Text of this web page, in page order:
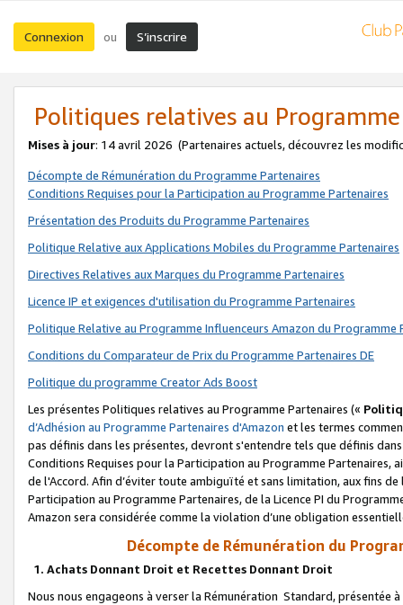
Connexion ou S’inscrire
Politiques relatives au
Mises à jour: 14 avril 2026 (Partenaires actuels, découvrez les
Décompte de Rémunération du Programme Partenaires
Conditions Requises pour la Participation au Programme Partenaires
Présentation des Produits du Programme Partenaires
Politique Relative aux Applications Mobiles du Programme Partenaires
Directives Relatives aux Marques du Programme Partenaires
Licence IP et exigences d'utilisation du Programme Partenaires
Politique Relative au Programme Influenceurs Amazon du Programme
Conditions du Comparateur de Prix du Programme Partenaires DE
Politique du programme Creator Ads Boost
Les présentes Politiques relatives au Programme Partenaires («
d’Adhésion au Programme Partenaires d'Amazon et les termes
pas définis dans les présentes, devront s'entendre tels que définis
Conditions Requises pour la Participation au Programme Partenaires,
de l'Accord. Afin d’éviter toute ambiguïté et sans limitation, aux fins
Participation au Programme Partenaires, de la Licence PI du
Amazon sera considérée comme la violation d’une obligation
Décompte de Rémunération du
1. Achats Donnant Droit et Recettes Donnant Droit
Nous nous engageons à verser la Rémunération Standard, présentée